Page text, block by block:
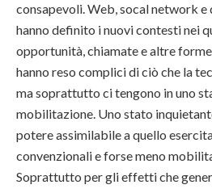
consapevoli. Web, socal network
hanno definito i nuovi contesti nei
opportunità, chiamate e altre
hanno reso complici di ciò che la
ma soprattutto ci tengono in uno
mobilitazione. Uno stato
potere assimilabile a quello
convenzionali e forse meno
Soprattutto per gli effetti che